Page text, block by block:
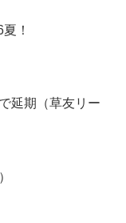
！
延期（草友リー